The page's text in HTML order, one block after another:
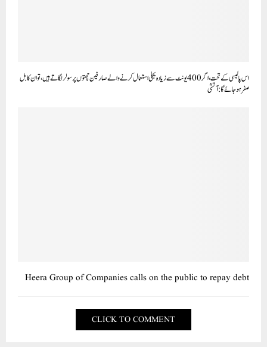
اس پالیسی کے تحت، اگر 400 یونٹ سے زیادہ بجلی استعمال کرنے والے صارفین چھتوں پر سولر لگاتے ہیں، تو ان کا بل
صفر ہو جائے گا: آتشی
Heera Group of Companies calls on the public to repay debt
CLICK TO COMMENT